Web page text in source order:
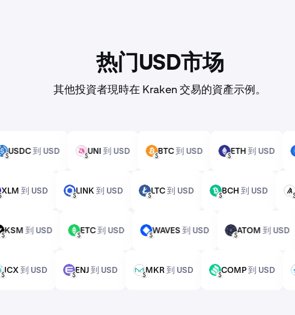
热门USD市场
其他投資者現時在 Kraken 交易的資產示例。
USDCUSDC到 USD UNI到 USD
BTC
BTC到 USD
ETH
ETH到 USD
XLM
XLM 到 USD
LINK LINK 到 USD LTC 到 USD
BCH BCH 到 USD
KSM KSM到 USD
ETC
ETC到 USD
WAVESWAVES到 USD
ATOM ATOM到 USD
ICX
ICX到 USD
ENJ
ENJ到 USD
MKR MKR到 USD
COMPCOMP到 USD